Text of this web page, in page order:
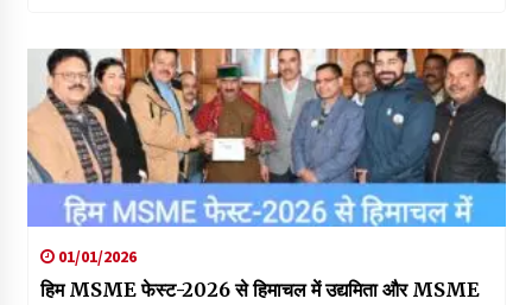
01/01/2026
हिम MSME फेस्ट-2026 से हिमाचल में उद्यमिता और MSME